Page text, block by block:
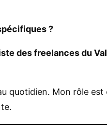
?
des freelances du
quotidien. Mon rôle